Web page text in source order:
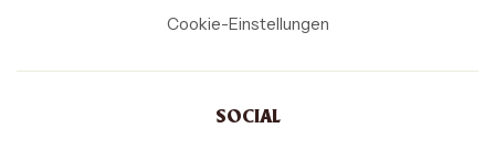
Cookie-Einstellungen
SOCIAL